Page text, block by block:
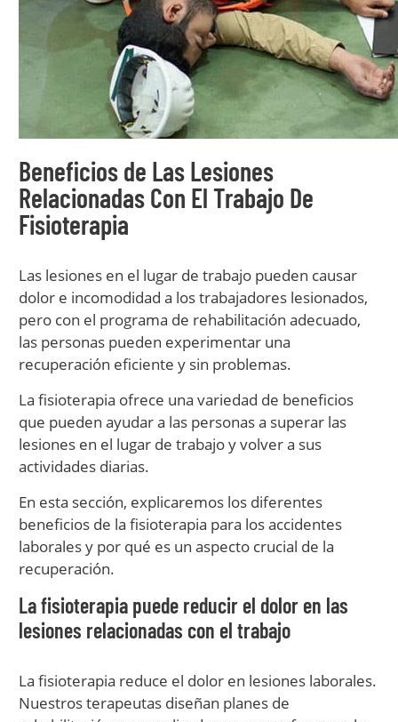
Beneficios de Las Lesiones
Relacionadas Con El Trabajo De
Fisioterapia
Las lesiones en el lugar de trabajo pueden causar
dolor e incomodidad a los trabajadores lesionados,
pero con el programa de rehabilitación adecuado,
las personas pueden experimentar una
recuperación eficiente y sin problemas.
La fisioterapia ofrece una variedad de beneficios
que pueden ayudar a las personas a superar las
lesiones en el lugar de trabajo y volver a sus
actividades diarias.
En esta sección, explicaremos los diferentes
beneficios de la fisioterapia para los accidentes
laborales y por qué es un aspecto crucial de la
recuperación.
La fisioterapia puede reducir el dolor en las
lesiones relacionadas con el trabajo
La fisioterapia reduce el dolor en lesiones laborales.
Nuestros terapeutas diseñan planes de